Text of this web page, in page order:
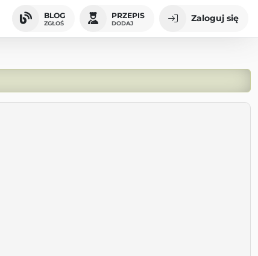
BLOG
ZGŁOŚ
PRZEPIS
DODAJ Zaloguj się